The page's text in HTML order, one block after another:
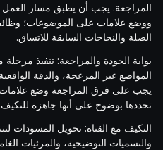
المراجعة. يجب أن يطبق مسار العمل
ووضع علامات على الموضوعات؛
الصلة والنجاحات السابقة للاتساق.
بوابة الجودة والمراجعة: تنفيذ
المواضع غير المزعجة، والدقة
يجب على فرق المراجعة وضع علامات
تحددها بوضوح على أنها جاهزة للتكيف
التكيف مع القناة: تحويل المسودات
والتسميات التوضيحية، والمرئيات